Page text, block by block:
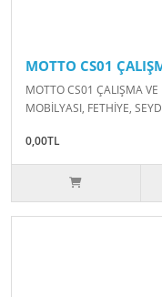
MOTTO CS01
MOTTO CS01 ÇALIŞMA
MOBİLYASI, FETHİYE,
0,00TL